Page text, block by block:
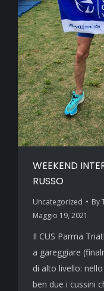
WEEKEND
RUSSO
Uncategorized By
Maggio 19, 2021
Il CUS Parma
a gareggiare
di alto livello:
ben due i cussini